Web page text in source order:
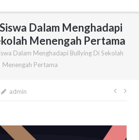
Dalam Menghadapi
Menengah Pertama
Dalam Menghadapi Bullying Di Sekolah
Menengah Pertama
admin
Post